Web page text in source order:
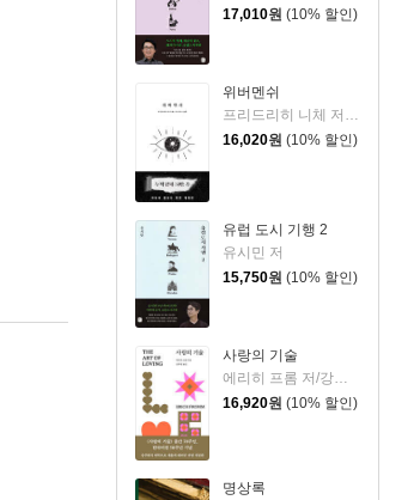
17,010원 (10% 할인)
위버멘쉬
프리드리히 니체 저/어나니머스 역
16,020원 (10% 할인)
유럽 도시 기행 2
유시민 저
15,750원 (10% 할인)
사랑의 기술
에리히 프롬 저/강주헌 역
16,920원 (10% 할인)
명상록